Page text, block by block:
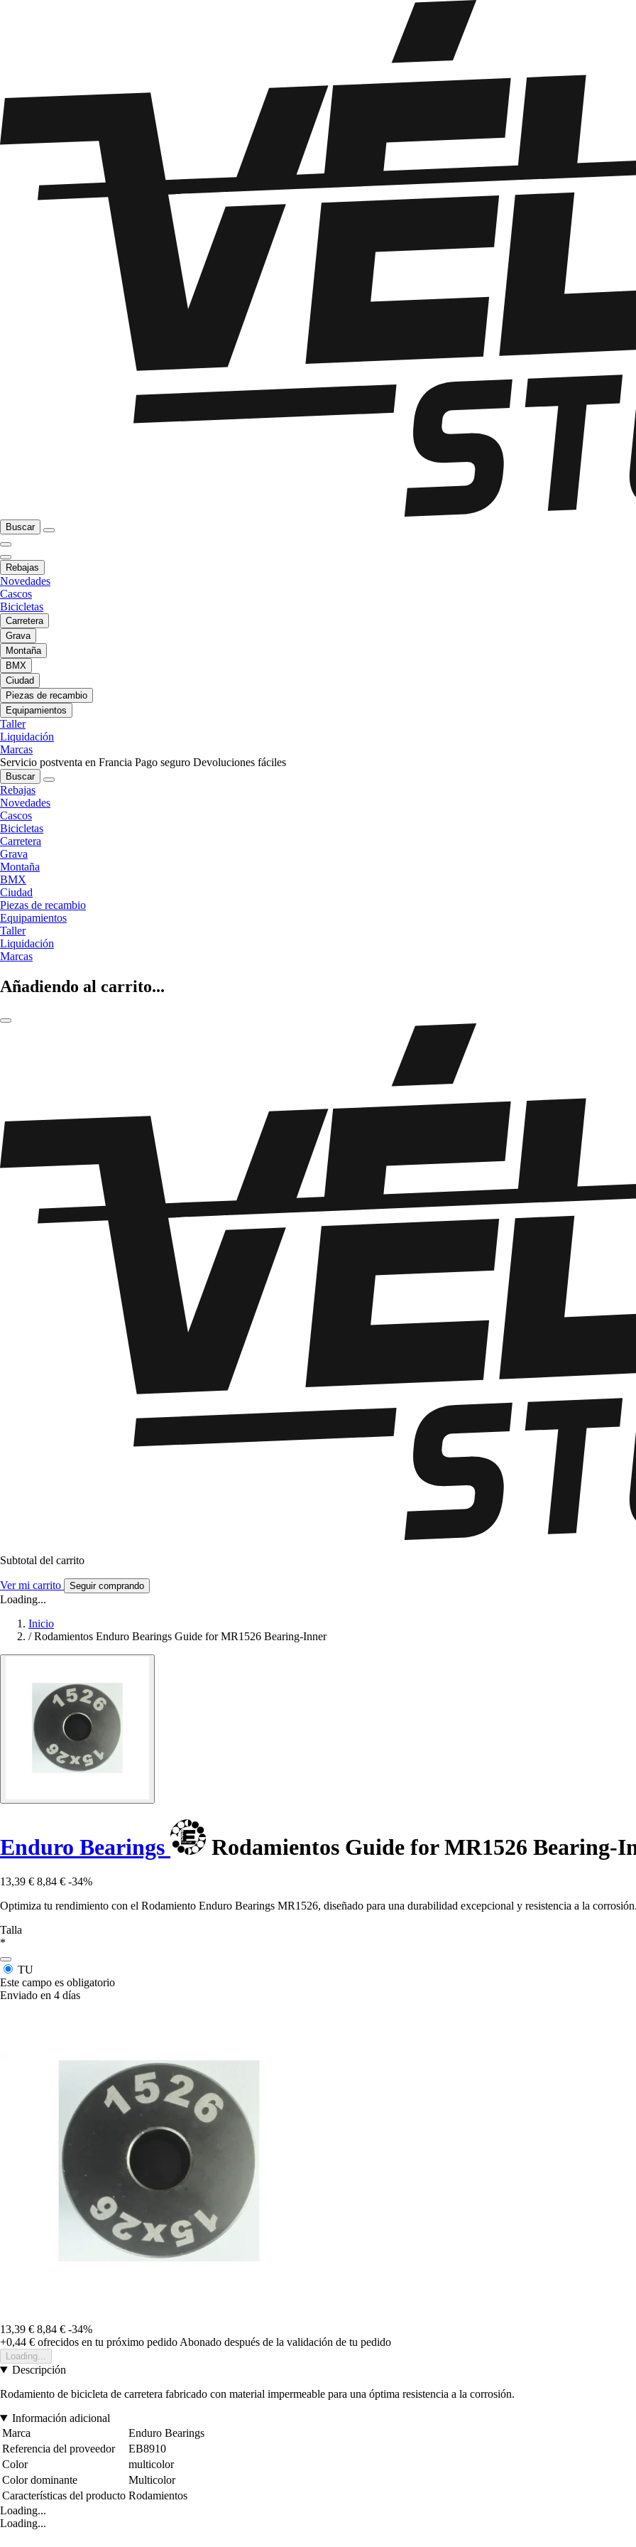
Buscar
Rebajas
Novedades
Cascos
Bicicletas
Carretera
Grava
Montaña
BMX
Ciudad
Piezas de recambio
Equipamientos
Taller
Liquidación
Marcas
Servicio postventa en Francia Pago seguro Devoluciones fáciles
Buscar
Rebajas
Novedades
Cascos
Bicicletas
Carretera
Grava
Montaña
BMX
Ciudad
Piezas de recambio
Equipamientos
Taller
Liquidación
Marcas
Añadiendo al carrito...
Subtotal del carrito
Ver mi carrito Seguir comprando
Loading...
Inicio
/ Rodamientos Enduro Bearings Guide for MR1526 Bearing-Inner
Enduro Bearings Rodamientos Guide for MR1526 Bearing-
13,39 € 8,84 € -34%
Optimiza tu rendimiento con el Rodamiento Enduro Bearings MR1526, diseñado para una durabilidad excepcional y resistencia a la corrosión.
Talla
*
TU
Este campo es obligatorio
Enviado en 4 días
13,39 € 8,84 € -34%
+0,44 € ofrecidos en tu próximo pedido Abonado después de la validación de tu pedido
Loading...
Descripción
Rodamiento de bicicleta de carretera fabricado con material impermeable para una óptima resistencia a la corrosión.
Información adicional
Marca
Enduro Bearings
Referencia del proveedor
EB8910
Color
multicolor
Color dominante
Multicolor
Características del producto Rodamientos
Loading...
Loading...